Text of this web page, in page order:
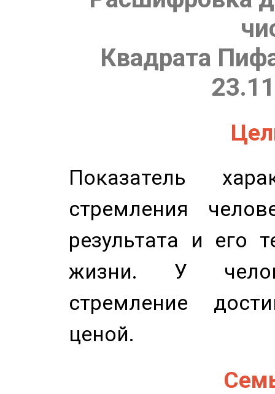
Квадрата
Показатель
стремления
результата и его
жизни. У
стремление
ценой.